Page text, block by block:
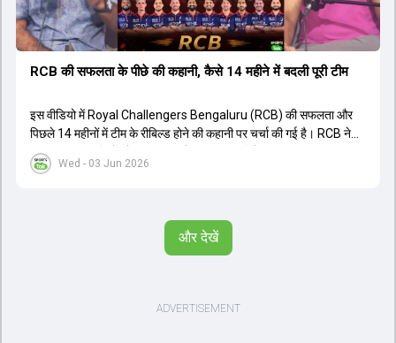
Wed - 03 Jun 2026
RCB की सफलता के पीछे की कहानी, कैसे 14 महीने में बदली पूरी टीम
इस वीडियो में Royal Challengers Bengaluru (RCB) की सफलता और
पिछले 14 महीनों में टीम के रीबिल्ड होने की कहानी पर चर्चा की गई है। RCB ने
अपनी पुरानी गलतियों को स्वीकार करते हुए एक नया रिसेट बटन दबाया। टीम
मैनेजमेंट में Mo Bobat, Andy Flower, Dinesh Karthik और एनालिस्ट
जैसे भारतीय खिलाड़ियों को टीम में शामिल किया गया, जिन्होंने शानदार प्रदर्शन
किया। इसके अलावा, Virat Kohli की भूमिका में भी बदलाव देखा गया, जहां वह
और देखें